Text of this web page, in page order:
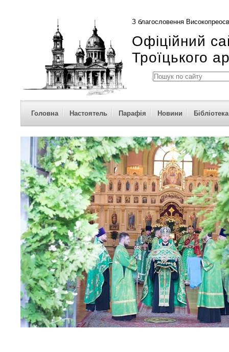
З благословення
Офіційний
Троїцького
Головна Настоятель Парафія Новини Бібліотека